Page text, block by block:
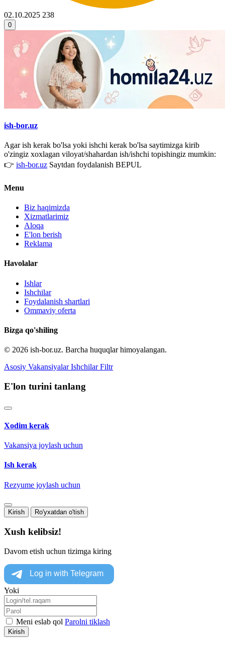
02.10.2025 238
0
ish-bor.uz
Agar ish kerak bo'lsa yoki ishchi kerak bo'lsa saytimizga kirib
o'zingiz xoxlagan viloyat/shahardan ish/ishchi topishingiz mumkin:
👉 ish-bor.uz Saytdan foydalanish BEPUL
Menu
Biz haqimizda
Xizmatlarimiz
Aloqa
E'lon berish
Reklama
Havolalar
Ishlar
Ishchilar
Foydalanish shartlari
Ommaviy oferta
Bizga qo'shiling
© 2026 ish-bor.uz. Barcha huquqlar himoyalangan.
Asosiy Vakansiyalar Ishchilar Filtr
E'lon turini tanlang
Xodim kerak
Vakansiya joylash uchun
Ish kerak
Rezyume joylash uchun
Kirish Ro'yxatdan o'tish
Xush kelibsiz!
Davom etish uchun tizimga kiring
Yoki
Meni eslab qol Parolni tiklash
Kirish